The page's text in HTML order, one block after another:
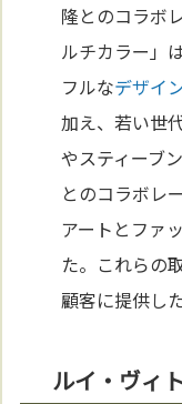
隆とのコラボ
ルチカラー」
フルなデザイ
加え、若い世
やスティーブ
とのコラボレ
アートとファ
た。これらの
顧客に提供した
ルイ・ヴィ